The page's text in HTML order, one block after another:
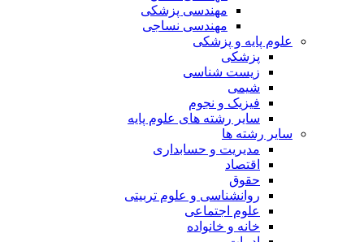
مهندسی پزشکی
مهندسی نساجی
علوم پایه و پزشکی
پزشکی
زیست شناسی
شیمی
فیزیک و نجوم
سایر رشته های علوم پایه
سایر رشته ها
مدیریت و حسابداری
اقتصاد
حقوق
روانشناسی و علوم تربیتی
علوم اجتماعی
خانه و خانواده